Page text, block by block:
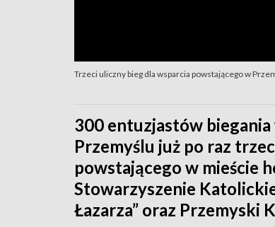
Trzeci uliczny bieg dla wsparcia powstającego w
300 entuzjastów biegania
Przemyślu już po raz
powstającego w mieście
Stowarzyszenie
Łazarza” oraz Przemyski